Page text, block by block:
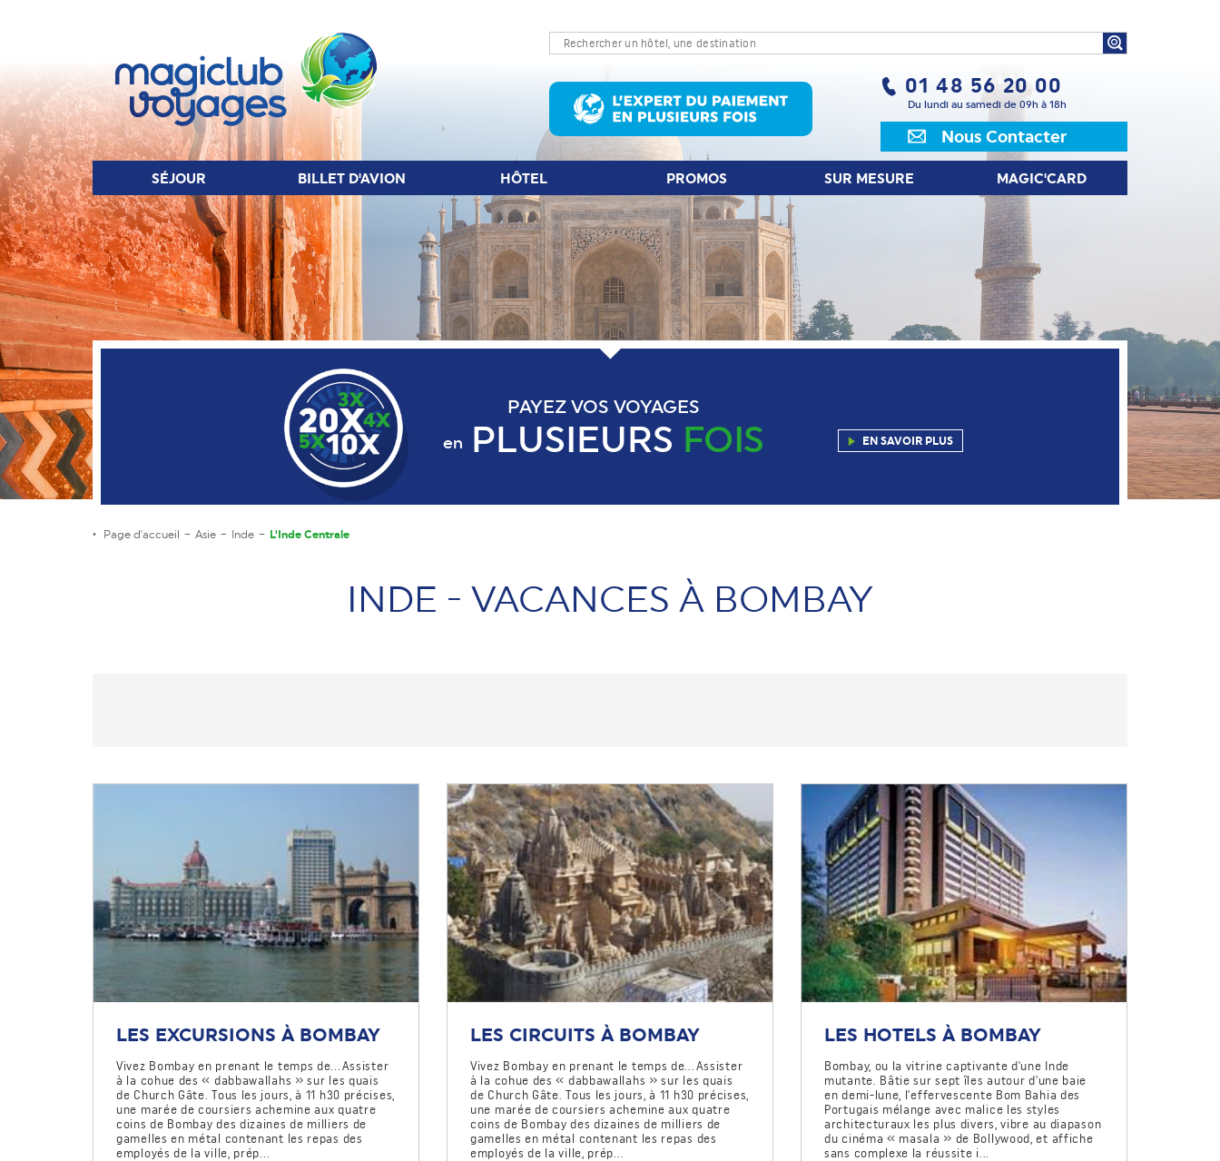
01 48 56 20 00
Du lundi au samedi de 09h à 18h
Nous Contacter
SÉJOUR BILLET D'AVION HÔTEL PROMOS SUR MESURE MAGIC'CARD
PAYEZ VOS VOYAGES
en PLUSIEURS FOIS EN SAVOIR PLUS
Page d'accueil Asie Inde L'Inde Centrale
INDE - VACANCES À BOMBAY
LES EXCURSIONS À BOMBAY
Vivez Bombay en prenant le temps de...Assister
à la cohue des « dabbawallahs » sur les quais
de Church Gâte. Tous les jours, à 11 h30 précises,
une marée de coursiers achemine aux quatre
coins de Bombay des dizaines de milliers de
gamelles en métal contenant les repas des
employés de la ville, prép...
LES CIRCUITS À BOMBAY
Vivez Bombay en prenant le temps de...Assister
à la cohue des « dabbawallahs » sur les quais
de Church Gâte. Tous les jours, à 11 h30 précises,
une marée de coursiers achemine aux quatre
coins de Bombay des dizaines de milliers de
gamelles en métal contenant les repas des
employés de la ville, prép...
LES HOTELS À BOMBAY
Bombay, ou la vitrine captivante d'une Inde
mutante. Bâtie sur sept îles autour d'une baie
en demi-lune, l'effervescente Bom Bahia des
Portugais mélange avec malice les styles
architecturaux les plus divers, vibre au diapason
du cinéma « masala » de Bollywood, et affiche
sans complexe la réussite i...